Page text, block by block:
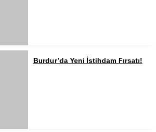
Burdur’da Yeni İstihdam Fırsatı!